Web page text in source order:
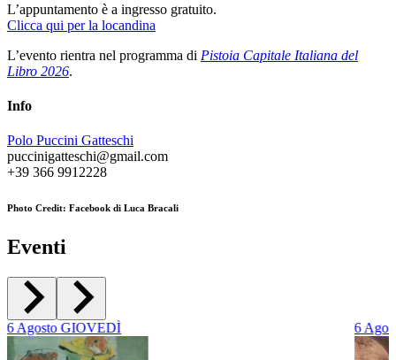
L’appuntamento è a ingresso gratuito.
Clicca qui per la locandina
L’evento rientra nel programma di Pistoia Capitale Italiana del
Libro 2026.
Info
Polo Puccini Gatteschi
puccinigatteschi@gmail.com
+39 366 9912228
Photo Credit: Facebook di Luca Bracali
Eventi
6Agosto GIOVEDÌ 6